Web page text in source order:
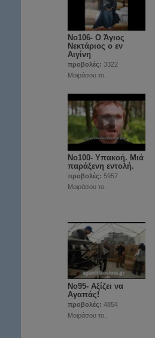
Νο106- Ο Άγιος
Νεκτάριος ο εν
Αιγίνη
προβολές: 3322
Μοιράσου το..
Νο100- Υπακοή. Μιά
παράξενη εντολή.
προβολές: 5957
Μοιράσου το..
No95- Αξίζει να
Αγαπάς!
προβολές: 4854
Μοιράσου το..